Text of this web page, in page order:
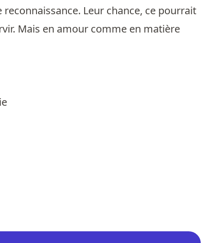
Leur chance, ce pourrait
Mais en amour comme en matière